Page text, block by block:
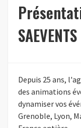
SAEVENTS
Depuis 25 ans,
des animations
dynamiser vos
Grenoble, Lyon,